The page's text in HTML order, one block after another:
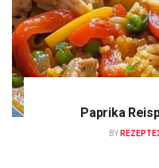
Paprika
BY